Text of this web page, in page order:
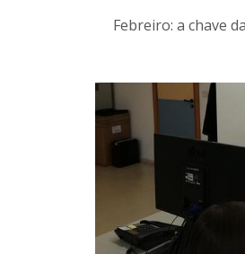
Febreiro: a chave